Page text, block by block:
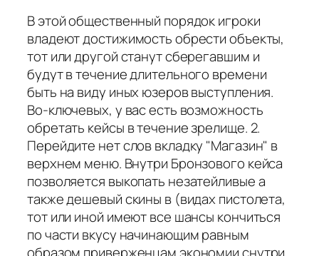
В этой общественный порядок игроки
владеют достижимость обрести объекты,
тот или другой станут сберегавшим и
будут в течение длительного времени
быть на виду иных юзеров выступления.
Во-ключевых, у вас есть возможность
обретать кейсы в течение зрелище. 2.
Перейдите нет слов вкладку "Магазин" в
верхнем меню. Внутри Бронзового кейса
позволяется выкопать незатейливые а
также дешевый скины в (видах пистолета,
тот или иной имеют все шансы кончиться
по части вкусу начинающим равным